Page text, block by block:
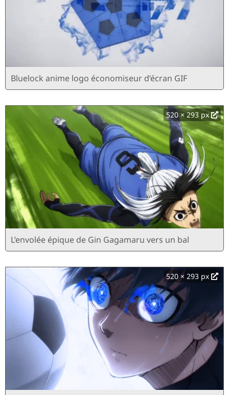
Bluelock anime logo économiseur d’écran GIF
520 × 293 px
L’envolée épique de Gin Gagamaru vers un bal
520 × 293 px